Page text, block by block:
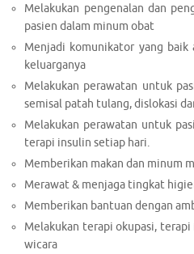
Melakukan pengenalan dan
pasien dalam minum obat
Menjadi komunikator yang
keluarganya
Melakukan perawatan untuk
semisal patah tulang, dislokasi
Melakukan perawatan untuk
terapi insulin setiap hari.
Memberikan makan dan minum
Merawat & menjaga tingkat
Memberikan bantuan dengan
Melakukan terapi okupasi,
wicara